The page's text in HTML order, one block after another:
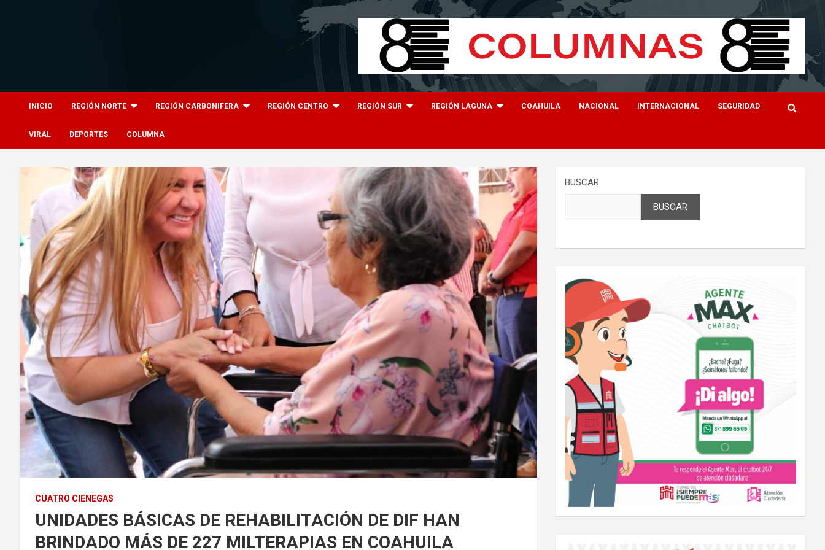
INICIO REGIÓN NORTE REGIÓN CARBONIFERA REGIÓN CENTRO REGIÓN SUR REGIÓN LAGUNA COAHUILA NACIONAL INTERNACIONAL SEGURIDAD
VIRAL DEPORTES COLUMNA
CUATRO CIÉNEGAS
UNIDADES BÁSICAS DE REHABILITACIÓN DE DIF HAN
BRINDADO MÁS DE 227 MILTERAPIAS EN COAHUILA
BUSCAR
BUSCAR